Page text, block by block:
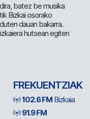
batez be musika
Bizkai osorako
dauan bakarra.
hutsean egiten
FREKUENTZIAK
102.6 FM Bizkaia
91.9 FM